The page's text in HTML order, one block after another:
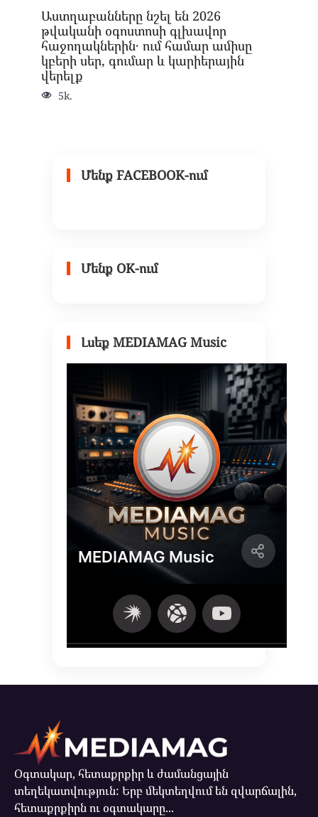
Աստղաբանները նշել են 2026
թվականի օգոստոսի գլխավոր
հաջողակներին․ ում համար ամիսը
կբերի սեր, գումար և կարիերային
վերելք
5k.
Մենք FACEBOOK-ում
Մենք OK-ում
Լսեք MEDIAMAG Music
Օգտակար, հետաքրքիր և ժամանցային
տեղեկատվություն: Երբ մեկտեղվում են զվարճալին,
հետաքրքիրն ու օգտակարը...